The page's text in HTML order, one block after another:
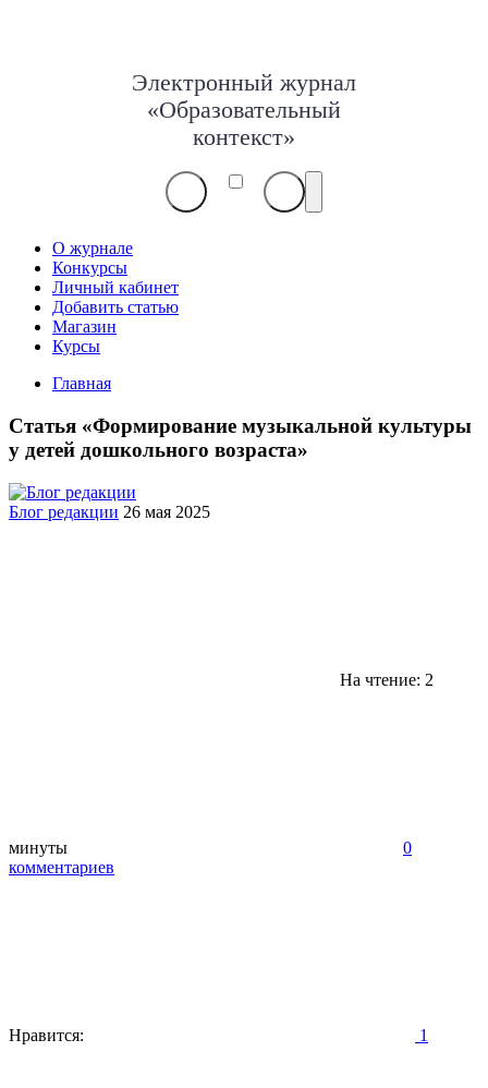
Электронный журнал
«Образовательный
контекст»
О журнале
Конкурсы
Личный кабинет
Добавить статью
Магазин
Курсы
Главная
Статья «Формирование музыкальной культуры
у детей дошкольного возраста»
Блог редакции 26 мая 2025
На чтение: 2
минуты
0
комментариев
Нравится: 1